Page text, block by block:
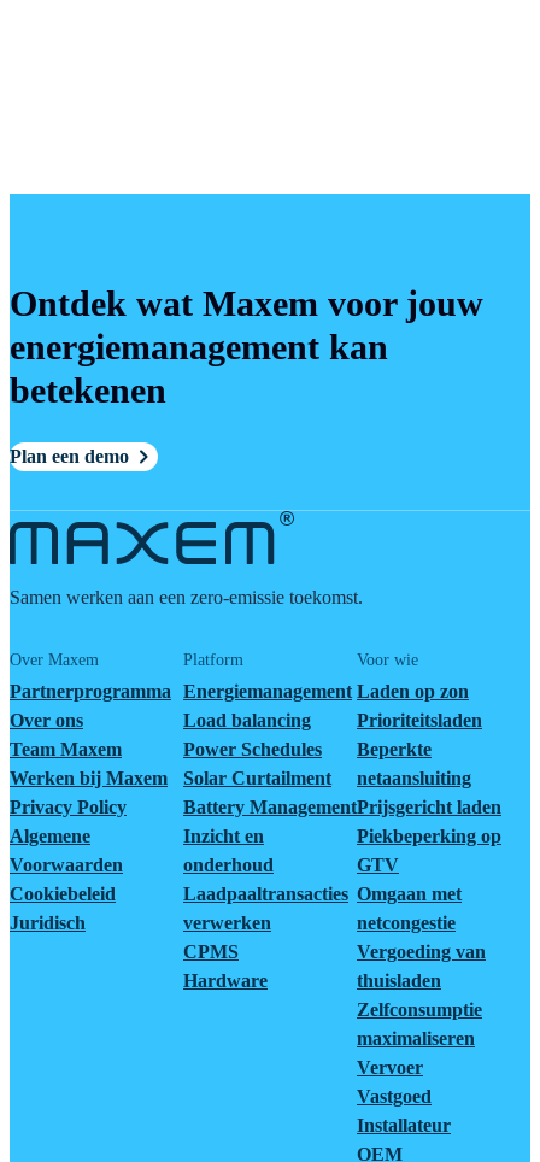
Ontdek wat Maxem voor jouw
energiemanagement kan
betekenen
Plan een demo
Samen werken aan een zero-emissie toekomst.
Over Maxem
Partnerprogramma
Over ons
Team Maxem
Werken bij Maxem
Privacy Policy
Algemene
Voorwaarden
Cookiebeleid
Juridisch
Platform
Energiemanagement
Load balancing
Power Schedules
Solar Curtailment
Battery Management
Inzicht en
onderhoud
Laadpaaltransacties
verwerken
CPMS
Hardware
Voor wie
Laden op zon
Prioriteitsladen
Beperkte
netaansluiting
Prijsgericht laden
Piekbeperking op
GTV
Omgaan met
netcongestie
Vergoeding van
thuisladen
Zelfconsumptie
maximaliseren
Vervoer
Vastgoed
Installateur
OEM